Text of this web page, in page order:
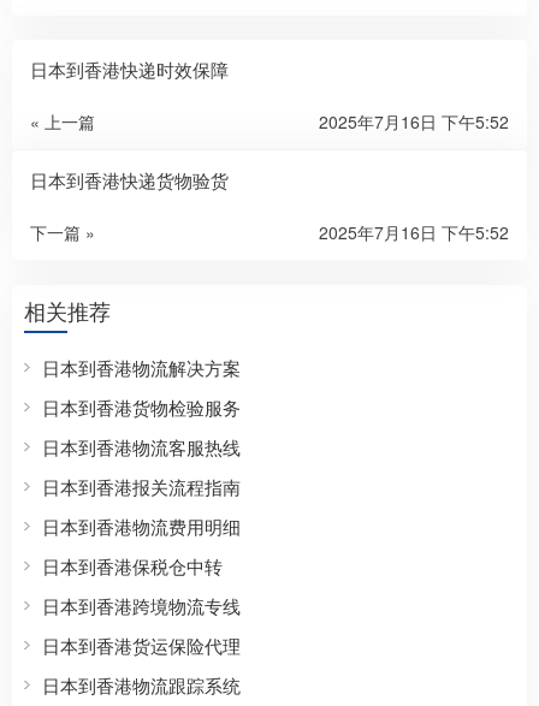
日本到香港快递时效保障
« 上一篇 2025年7月16日 下午5:52
日本到香港快递货物验货
下一篇 » 2025年7月16日 下午5:52
相关推荐
日本到香港物流解决方案
日本到香港货物检验服务
日本到香港物流客服热线
日本到香港报关流程指南
日本到香港物流费用明细
日本到香港保税仓中转
日本到香港跨境物流专线
日本到香港货运保险代理
日本到香港物流跟踪系统